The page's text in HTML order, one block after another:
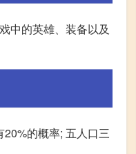
中的英雄、装备以及
的概率; 五人口三